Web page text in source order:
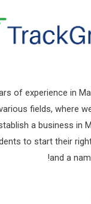
of experience in
fields, where
a business in
to start their
and a